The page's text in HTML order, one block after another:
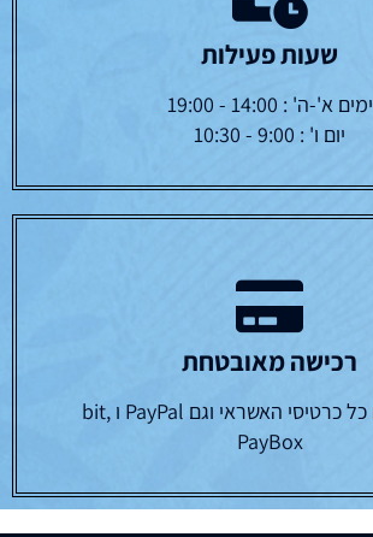
שעות פעילות
ימים א'-ה' : 14:00 - 19:00
יום ו' : 9:00 - 10:30
רכישה מאובטחת
עובדים עם כל כרטיסי האשראי וגם PayPal ו bit,
PayBox